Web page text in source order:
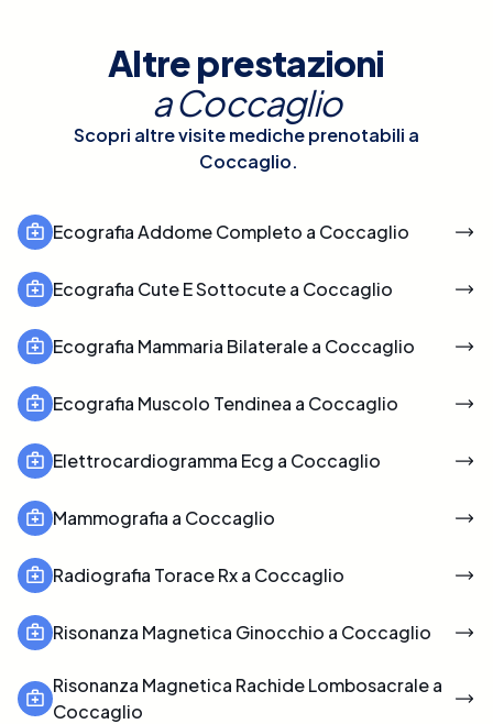
Altre prestazioni
aCoccaglio
Scopri altre visite mediche prenotabili a
Coccaglio.
Ecografia Addome Completo a Coccaglio
Ecografia Cute E Sottocute a Coccaglio
Ecografia Mammaria Bilaterale a Coccaglio
Ecografia Muscolo Tendinea a Coccaglio
Elettrocardiogramma Ecg a Coccaglio
Mammografia a Coccaglio
Radiografia Torace Rx a Coccaglio
Risonanza Magnetica Ginocchio a Coccaglio
Risonanza Magnetica Rachide Lombosacrale a
Coccaglio